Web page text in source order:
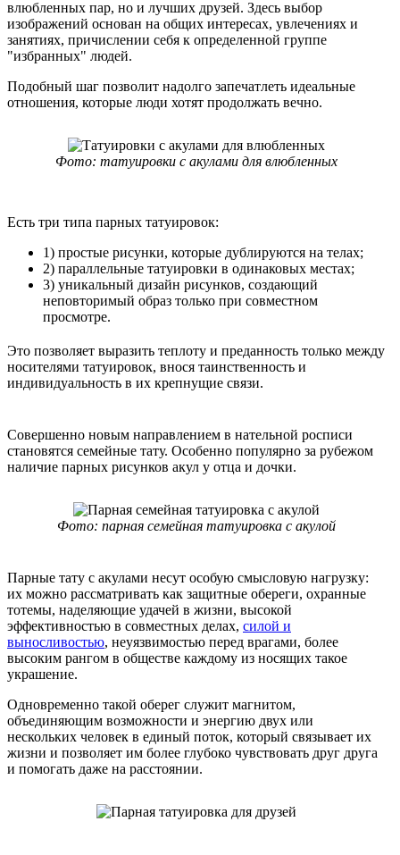
влюбленных пар, но и лучших друзей. Здесь выбор
изображений основан на общих интересах, увлечениях и
занятиях, причислении себя к определенной группе
"избранных" людей.
Подобный шаг позволит надолго запечатлеть идеальные
отношения, которые люди хотят продолжать вечно.
Фото: татуировки с акулами для влюбленных
Есть три типа парных татуировок:
1) простые рисунки, которые дублируются на телах;
2) параллельные татуировки в одинаковых местах;
3) уникальный дизайн рисунков, создающий
неповторимый образ только при совместном
просмотре.
Это позволяет выразить теплоту и преданность только между
носителями татуировок, внося таинственность и
индивидуальность в их крепнущие связи.
Совершенно новым направлением в нательной росписи
становятся семейные тату. Особенно популярно за рубежом
наличие парных рисунков акул у отца и дочки.
Фото: парная семейная татуировка с акулой
Парные тату с акулами несут особую смысловую нагрузку:
их можно рассматривать как защитные обереги, охранные
тотемы, наделяющие удачей в жизни, высокой
эффективностью в совместных делах, силой и
выносливостью, неуязвимостью перед врагами, более
высоким рангом в обществе каждому из носящих такое
украшение.
Одновременно такой оберег служит магнитом,
объединяющим возможности и энергию двух или
нескольких человек в единый поток, который связывает их
жизни и позволяет им более глубоко чувствовать друг друга
и помогать даже на расстоянии.